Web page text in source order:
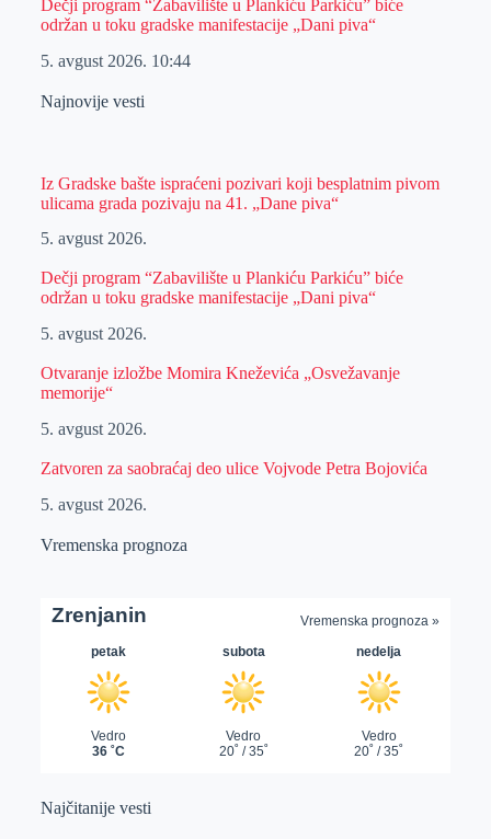
Dečji program “Zabavilište u Plankiću Parkiću” biće
održan u toku gradske manifestacije „Dani piva“
5. avgust 2026. 10:44
Najnovije vesti
Iz Gradske bašte ispraćeni pozivari koji besplatnim pivom
ulicama grada pozivaju na 41. „Dane piva“
5. avgust 2026.
Dečji program “Zabavilište u Plankiću Parkiću” biće
održan u toku gradske manifestacije „Dani piva“
5. avgust 2026.
Otvaranje izložbe Momira Kneževića „Osvežavanje
memorije“
5. avgust 2026.
Zatvoren za saobraćaj deo ulice Vojvode Petra Bojovića
5. avgust 2026.
Vremenska prognoza
Najčitanije vesti